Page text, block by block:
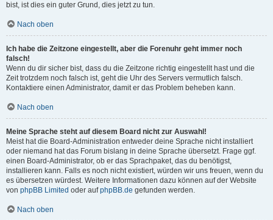
bist, ist dies ein guter Grund, dies jetzt zu tun.
Nach oben
Ich habe die Zeitzone eingestellt, aber die Forenuhr geht immer noch
falsch!
Wenn du dir sicher bist, dass du die Zeitzone richtig eingestellt hast und die
Zeit trotzdem noch falsch ist, geht die Uhr des Servers vermutlich falsch.
Kontaktiere einen Administrator, damit er das Problem beheben kann.
Nach oben
Meine Sprache steht auf diesem Board nicht zur Auswahl!
Meist hat die Board-Administration entweder deine Sprache nicht installiert
oder niemand hat das Forum bislang in deine Sprache übersetzt. Frage ggf.
einen Board-Administrator, ob er das Sprachpaket, das du benötigst,
installieren kann. Falls es noch nicht existiert, würden wir uns freuen, wenn du
es übersetzen würdest. Weitere Informationen dazu können auf der Website
von phpBB Limited oder aufphpBB.de gefunden werden.
Nach oben